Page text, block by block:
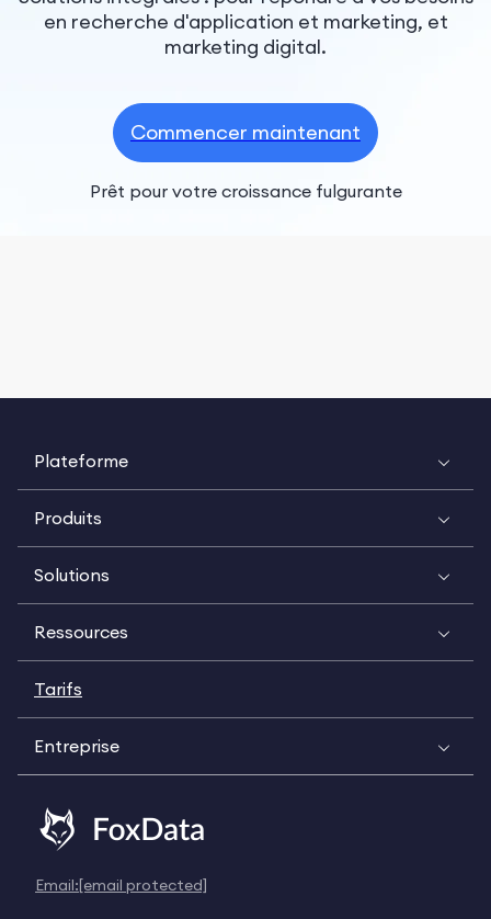
en recherche d'application et marketing, et
marketing digital.
Commencer maintenant
Prêt pour votre croissance fulgurante
Plateforme
Produits
Solutions
Ressources
Tarifs
Entreprise
Email:[email protected]